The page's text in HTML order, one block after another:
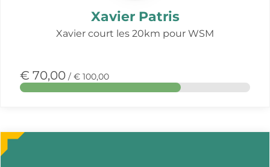
Xavier Patris
Xavier court les 20km pour WSM
€ 70,00 / € 100,00
Meer
over
deze